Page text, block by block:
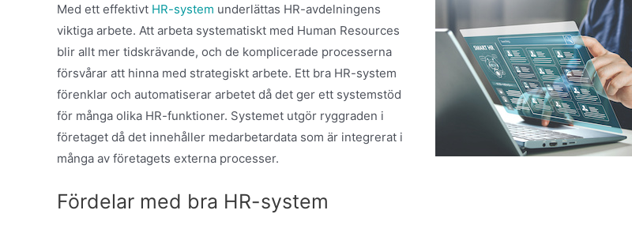
Med ett effektivt HR-system underlättas HR-avdelningens
viktiga arbete. Att arbeta systematiskt med Human Resources
blir allt mer tidskrävande, och de komplicerade processerna
försvårar att hinna med strategiskt arbete. Ett bra HR-system
förenklar och automatiserar arbetet då det ger ett systemstöd
för många olika HR-funktioner. Systemet utgör ryggraden i
företaget då det innehåller medarbetardata som är integrerat i
många av företagets externa processer.
Fördelar med bra HR-system